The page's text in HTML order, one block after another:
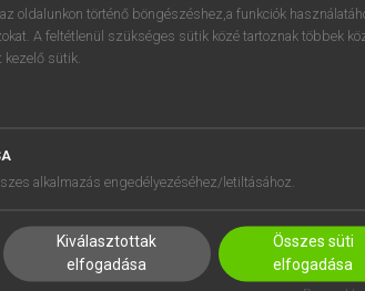
BEÁLLÍTÁSOK
oldalunkon történő böngészéshez,a funkciók
A feltétlenül szükséges sütik közé tartoznak többek
kezelő sütik.
alkalmazás engedélyezéséhez/letiltásához.
Kiválasztottak
elfogadása
Összes süti
elfogadása